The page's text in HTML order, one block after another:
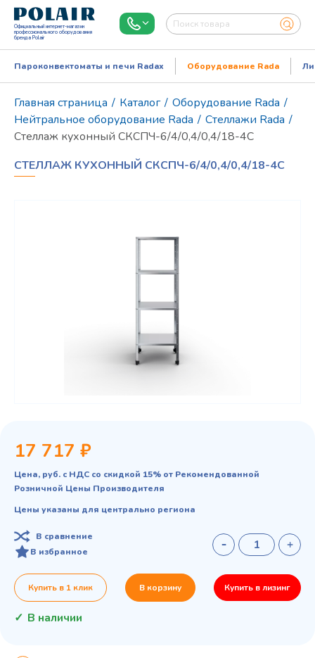
Официальный интернет-магазин
профессионального оборудования
бренда Polair
Режим работы:Пн..Пт: 9.00-18.00
Пароконвектоматы и печи Radax Оборудование Rada
Главная страница / Каталог / Оборудование Rada /
Нейтральное оборудование Rada / Стеллажи Rada /
Стеллаж кухонный СКСПЧ-6/4/0,4/0,4/18-4С
СТЕЛЛАЖ КУХОННЫЙ СКСПЧ-6/4/0,4/0,4/18-4С
17 717 ₽
Цена, руб. с НДС со скидкой 15% от Рекомендованной
Розничной Цены Производителя
Цены указаны для центрально региона
В сравнение
В избранное
Купить в 1 клик В корзину Купить в лизинг
В наличии